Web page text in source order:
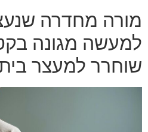
מורה מחדרה
שוחרר למעצר